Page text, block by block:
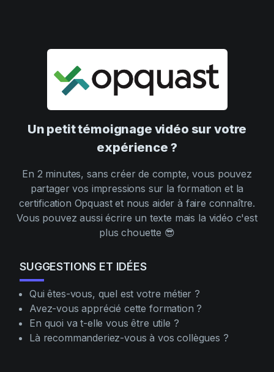
Un petit témoignage vidéo sur votre
expérience ?
En 2 minutes, sans créer de compte, vous pouvez
partager vos impressions sur la formation et la
certification Opquast et nous aider à faire connaître.
Vous pouvez aussi écrire un texte mais la vidéo c'est
plus chouette 😎
SUGGESTIONS ET IDÉES
Qui êtes-vous, quel est votre métier ?
Avez-vous apprécié cette formation ?
En quoi va t-elle vous être utile ?
Là recommanderiez-vous à vos collègues ?